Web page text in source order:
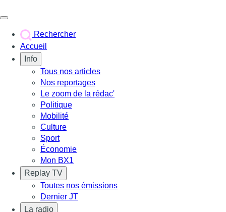
Rechercher
Accueil
Info
Tous nos articles
Nos reportages
Le zoom de la rédac'
Politique
Mobilité
Culture
Sport
Économie
Mon BX1
Replay TV
Toutes nos émissions
Dernier JT
La radio